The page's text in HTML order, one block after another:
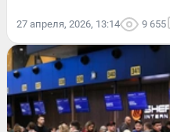
27 апреля, 2026, 13:14 9 655